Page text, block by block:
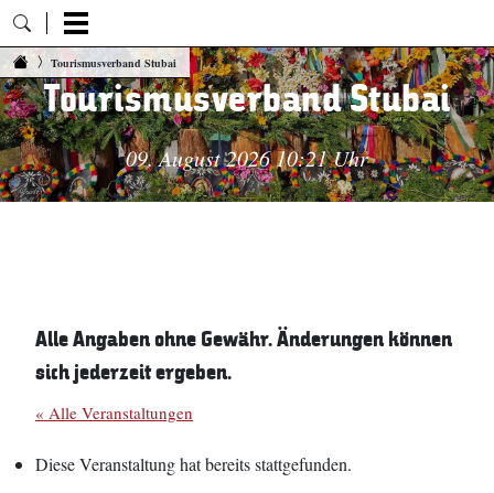
Zum Inhalt springen
Tourismusverband Stubai
Tourismusverband Stubai
09. August 2026 10:21 Uhr
Alle Angaben ohne Gewähr. Änderungen können
sich jederzeit ergeben.
« Alle Veranstaltungen
Diese Veranstaltung hat bereits stattgefunden.